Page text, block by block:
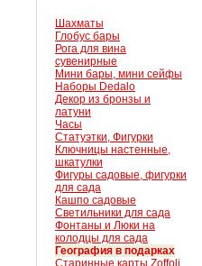
Шахматы
Глобус бары
Рога для вина
сувенирные
Мини бары, мини сейфы
Наборы Dedalo
Декор из бронзы и
латуни
Часы
Статуэтки, Фигурки
Ключницы настенные,
шкатулки
Фигуры садовые, фигурки
для сада
Кашпо садовые
Светильники для сада
Фонтаны и Люки на
колодцы для сада
География в подарках
Старинные карты Zoffoli